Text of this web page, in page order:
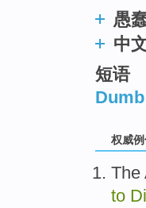
愚
中
短语
权威例
The
to